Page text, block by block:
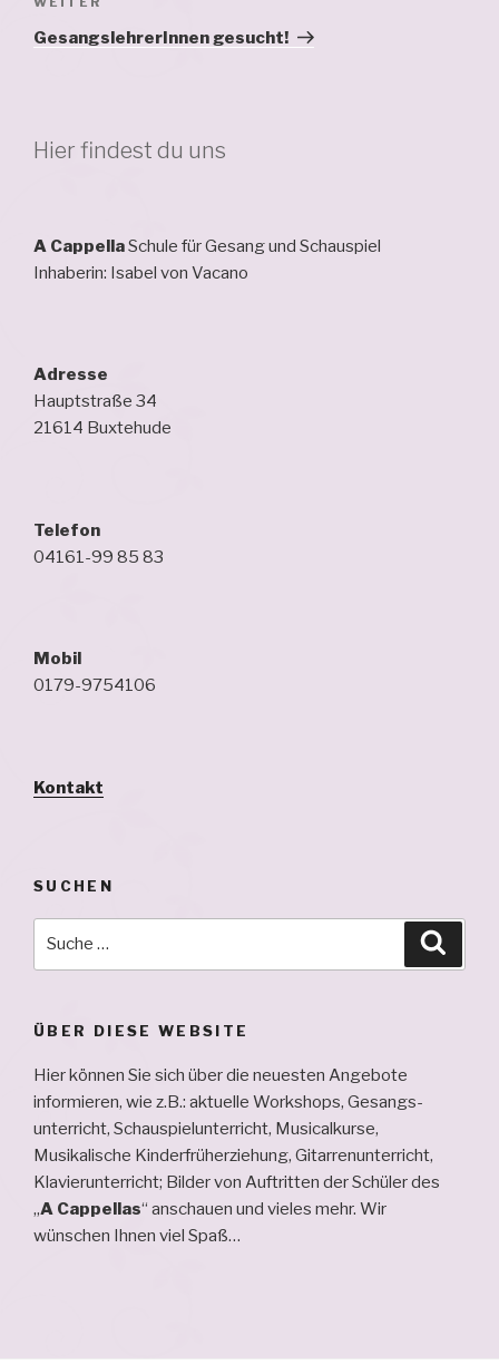
Nächster
Beitrag
GesangslehrerInnen gesucht!
Hier findest du uns
A CappellaSchule für Gesang und Schauspiel
Inhaberin: Isabel von Vacano
Adresse
Hauptstraße 34
21614 Buxtehude
Telefon
04161-99 85 83
Mobil
0179-9754106
Kontakt
SUCHEN
ÜBER DIESE WEBSITE
Hier können Sie sich über die neuesten Angebote
informieren, wie z.B.: aktuelle Workshops, Ge­sangs­
unterricht, Schau­spiel­unterricht, Musical­kurse,
Musikalische Kinderfrüherziehung, Gitarren­unterricht,
Klavier­unterricht; Bilder von Auftritten der Schüler des
„A Cappellas“ an­schauen und vieles mehr. Wir
wünschen Ihnen viel Spaß…